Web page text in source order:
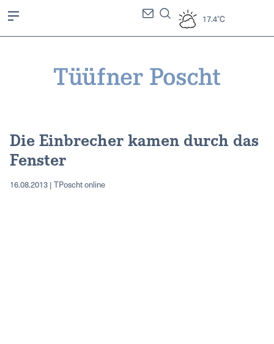
17.4°C
Die Einbrecher kamen durch das
Fenster
16.08.2013 | TPoscht online